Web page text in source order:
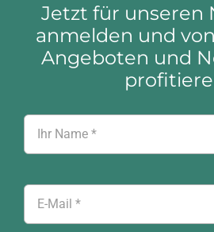
Jetzt für unseren
anmelden und
Angeboten und